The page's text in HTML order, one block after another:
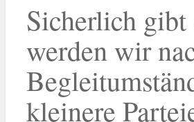
Sicherlich gibt
werden wir
kleinere